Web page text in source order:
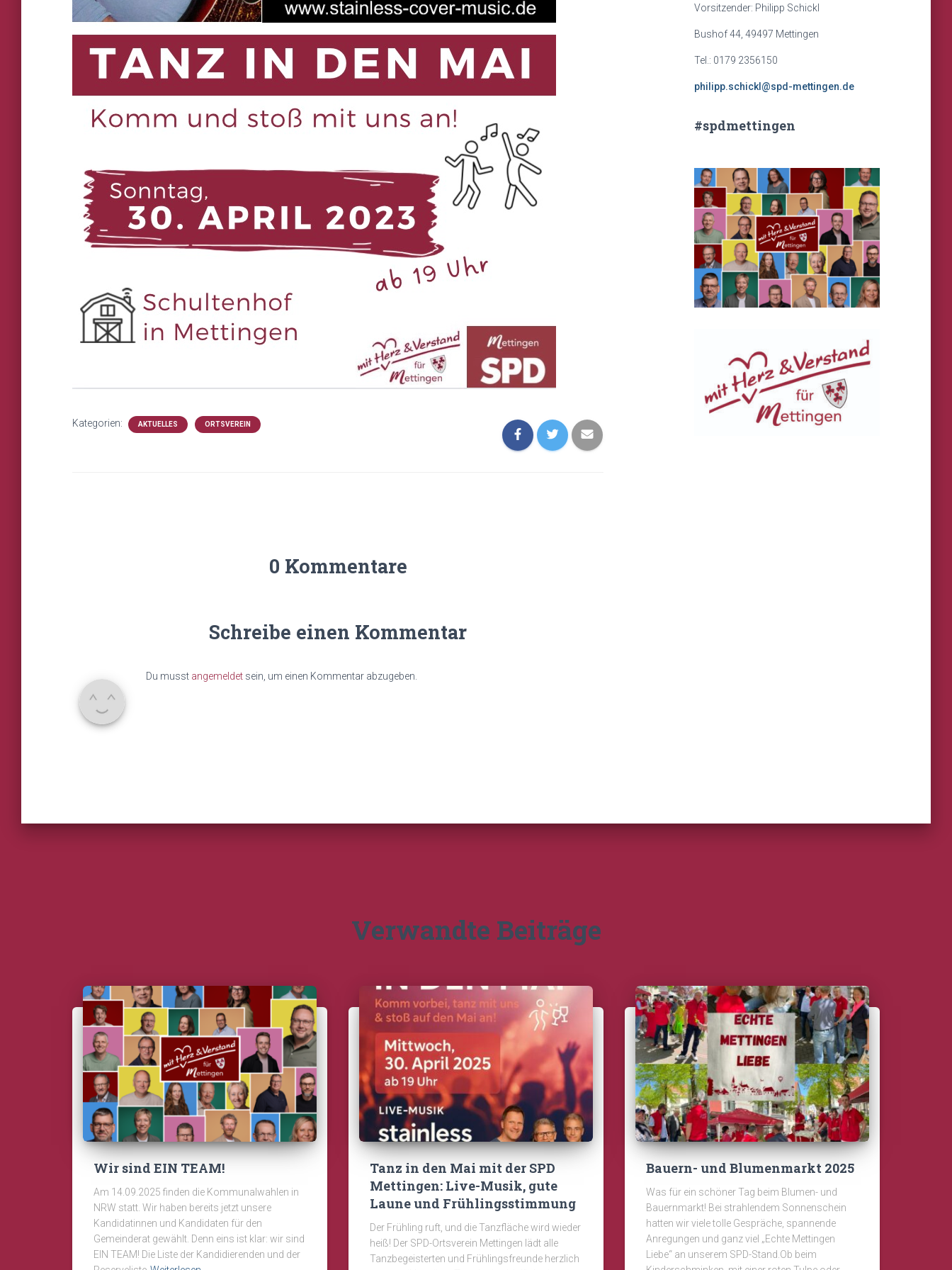
Kategorien: AKTUELLES ORTSVEREIN
0 Kommentare
Schreibe einen Kommentar
Du musst angemeldet sein, um einen Kommentar abzugeben.
Vorsitzender: Philipp Schickl
Bushof 44, 49497 Mettingen
Tel.: 0179 2356150
philipp.schickl@spd-mettingen.de
#spdmettingen
Verwandte Beiträge
Wir sind EIN TEAM!
Am 14.09.2025 finden die Kommunalwahlen in
NRW statt. Wir haben bereits jetzt unsere
Kandidatinnen und Kandidaten für den
Gemeinderat gewählt. Denn eins ist klar: wir sind
EIN TEAM! Die Liste der Kandidierenden und der
Tanz in den Mai mit der SPD
Mettingen: Live-Musik, gute
Laune und Frühlingsstimmung
Der Frühling ruft, und die Tanzfläche wird wieder
heiß! Der SPD-Ortsverein Mettingen lädt alle
Tanzbegeisterten und Frühlingsfreunde herzlich
Bauern- und Blumenmarkt 2025
Was für ein schöner Tag beim Blumen- und
Bauernmarkt! Bei strahlendem Sonnenschein
hatten wir viele tolle Gespräche, spannende
Anregungen und ganz viel „Echte Mettingen
Liebe“ an unserem SPD-Stand.Ob beim